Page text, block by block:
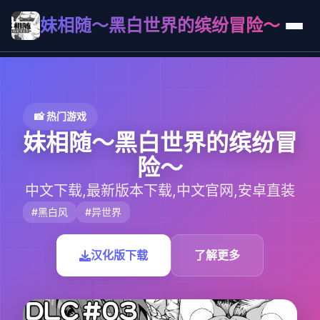
妹相随～黑白世界的缤纷冒险～
📸 热门游戏
妹相随～黑白世界的缤纷冒
险～
中文下载,最新版本下载,中文官网,安卓直装
#黑白风 #异世界
汉化版下载 了解更多